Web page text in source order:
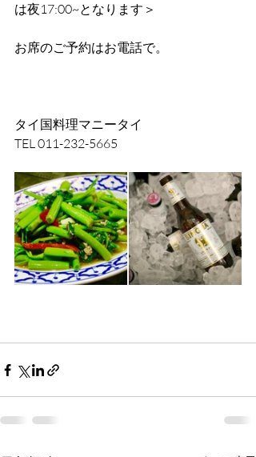
は夜17:00~となります＞
お席のご予約はお電話で。
タイ国料理マニータイ
TEL 011-232-5665